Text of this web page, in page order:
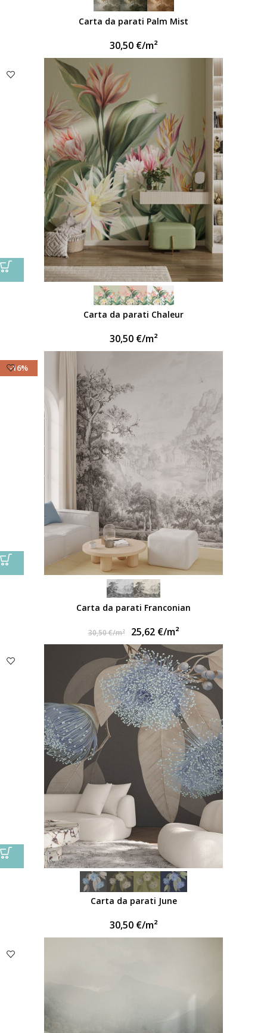
Carta da parati Palm Mist
30,50 €/m²
Carta da parati Chaleur
30,50 €/m²
-16%
Carta da parati Franconian
30,50€/m² 25,62 €/m²
Carta da parati June
30,50 €/m²